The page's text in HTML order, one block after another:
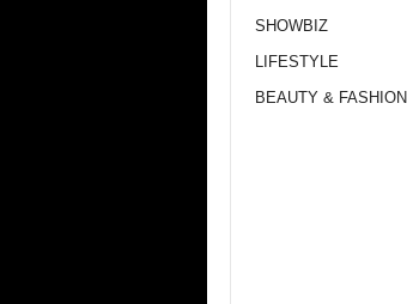
SHOWBIZ
LIFESTYLE
BEAUTY & FASHION